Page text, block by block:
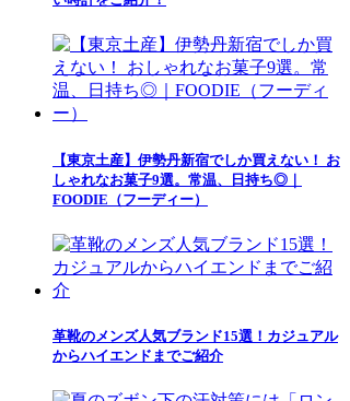
【東京土産】伊勢丹新宿でしか買えない！ お
しゃれなお菓子9選。常温、日持ち◎｜
FOODIE（フーディー）
革靴のメンズ人気ブランド15選！カジュアル
からハイエンドまでご紹介